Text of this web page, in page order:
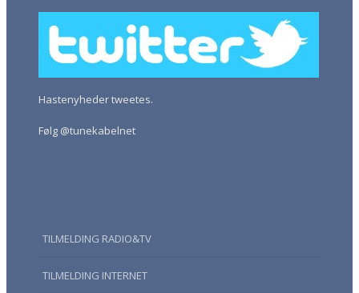
Hastenyheder tweetes.
Følg @tunekabelnet
TILMELDING RADIO&TV
TILMELDING INTERNET